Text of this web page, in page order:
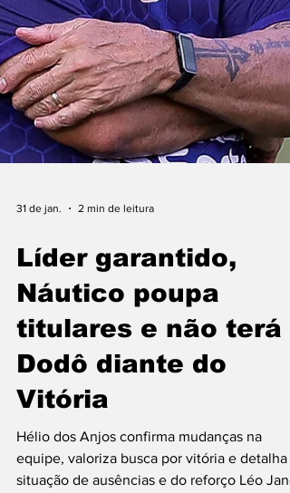
Líder garantido,
Náutico poupa
titulares e não terá